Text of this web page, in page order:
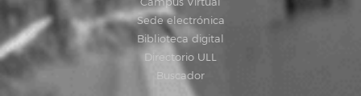
Sede electrónica
Biblioteca digital
Directorio ULL
Buscador